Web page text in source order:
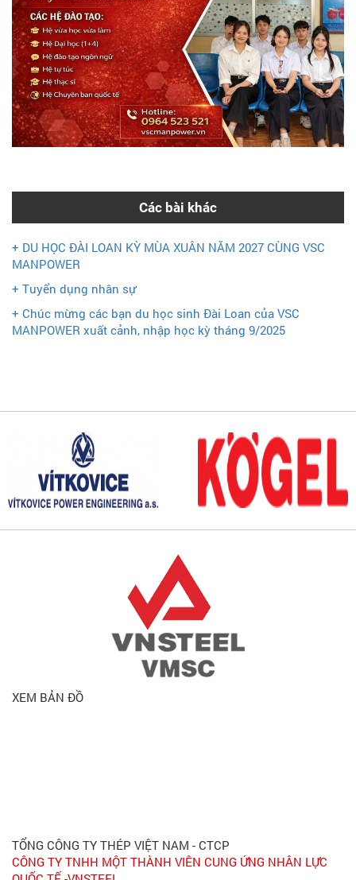
Các bài khác
+ DU HỌC ĐÀI LOAN KỲ MÙA XUÂN NĂM 2027 CÙNG VSC
MANPOWER
+ Tuyển dụng nhân sự
+ Chúc mừng các bạn du học sinh Đài Loan của VSC
MANPOWER xuất cảnh, nhập học kỳ tháng 9/2025
XEM BẢN ĐỒ
TỔNG CÔNG TY THÉP VIỆT NAM - CTCP
CÔNG TY TNHH MỘT THÀNH VIÊN CUNG ỨNG NHÂN LỰC